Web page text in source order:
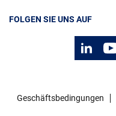
Nachhaltigkeit
FOLGEN SIE UNS AUF
Geschäftsbedingungen